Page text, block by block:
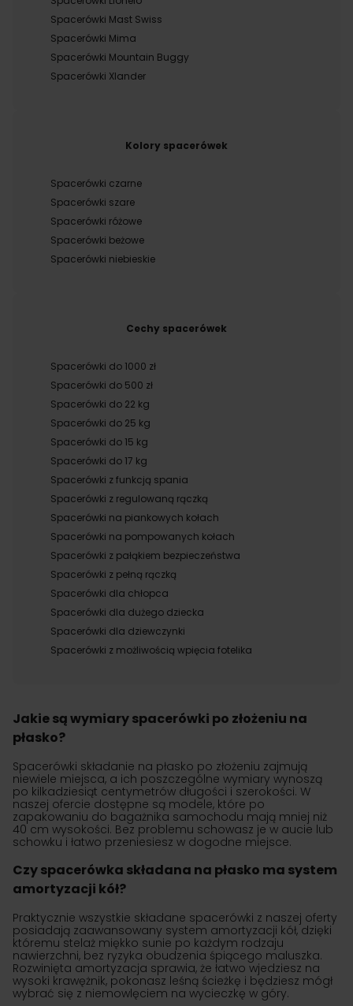
Spacerówki Mast Swiss
Spacerówki Mima
Spacerówki Mountain Buggy
Spacerówki Xlander
Kolory spacerówek
Spacerówki czarne
Spacerówki szare
Spacerówki różowe
Spacerówki beżowe
Spacerówki niebieskie
Cechy spacerówek
Spacerówki do 1000 zł
Spacerówki do 500 zł
Spacerówki do 22 kg
Spacerówki do 25 kg
Spacerówki do 15 kg
Spacerówki do 17 kg
Spacerówki z funkcją spania
Spacerówki z regulowaną rączką
Spacerówki na piankowych kołach
Spacerówki na pompowanych kołach
Spacerówki z pałąkiem bezpieczeństwa
Spacerówki z pełną rączką
Spacerówki dla chłopca
Spacerówki dla dużego dziecka
Spacerówki dla dziewczynki
Spacerówki z możliwością wpięcia fotelika
Jakie są wymiary spacerówki po złożeniu na
płasko?
Spacerówki składanie na płasko po złożeniu zajmują
niewiele miejsca, a ich poszczególne wymiary wynoszą
po kilkadziesiąt centymetrów długości i szerokości. W
naszej ofercie dostępne są modele, które po
zapakowaniu do bagażnika samochodu mają mniej niż
40 cm wysokości. Bez problemu schowasz je w aucie lub
schowku i łatwo przeniesiesz w dogodne miejsce.
Czy spacerówka składana na płasko ma system
amortyzacji kół?
Praktycznie wszystkie składane spacerówki z naszej oferty
posiadają zaawansowany system amortyzacji kół, dzięki
któremu stelaż miękko sunie po każdym rodzaju
nawierzchni, bez ryzyka obudzenia śpiącego maluszka.
Rozwinięta amortyzacja sprawia, że łatwo wjedziesz na
wysoki krawężnik, pokonasz leśną ścieżkę i będziesz mógł
wybrać się z niemowlęciem na wycieczkę w góry.